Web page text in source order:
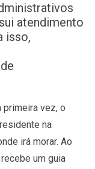
atendimento
isso,
primeira vez, o
na
irá morar. Ao
um guia